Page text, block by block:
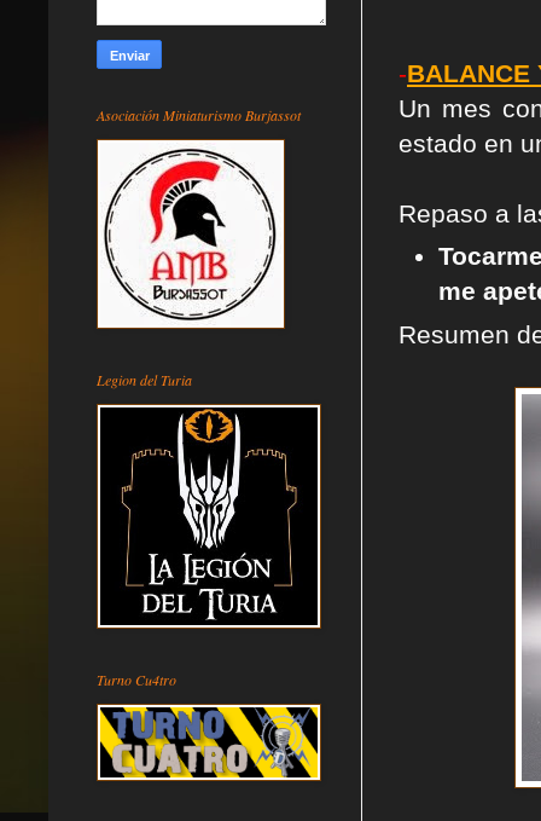
-BALANCE
Un mes
estado en
Repaso a
me
Resumen
Asociación Miniaturismo Burjassot
Legion del Turia
Turno Cu4tro